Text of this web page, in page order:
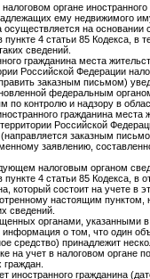
органе
ему недвижимого
осуществляется на
4 статьи 85 Кодекса, в
сведений.
гражданина места
Российской Федерации
заказным письмом)
федеральным
по контролю и надзору в
гражданина места
Российской
заказным
заявлению,
налоговым органом
4 статьи 85 Кодекса, в
который состоит на учете в
настоящим пунктом,
сведений.
органами, указанными в
информация о том, что один
средство) принадлежит
на учет в налоговом органе
иностранного гражданина